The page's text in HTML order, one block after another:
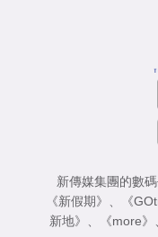
新傳媒集團的數
《新假期》
《
新地》
《more》